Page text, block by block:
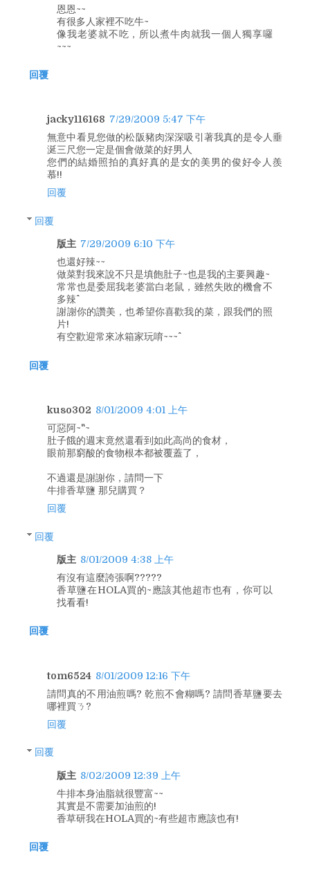
恩恩~~
有很多人家裡不吃牛~
像我老婆就不吃，所以煮牛肉就我一個人獨享囉
~~~
回覆
jacky116168 7/29/2009 5:47 下午
無意中看見您做的松阪豬肉深深吸引著我真的是令人垂
涎三尺您一定是個會做菜的好男人
您們的結婚照拍的真好真的是女的美男的俊好令人羨
慕!!
回覆
回覆
版主 7/29/2009 6:10 下午
也還好辣~~
做菜對我來說不只是填飽肚子~也是我的主要興趣~
常常也是委屈我老婆當白老鼠，雖然失敗的機會不
多辣^^
謝謝你的讚美，也希望你喜歡我的菜，跟我們的照
片!
有空歡迎常來冰箱家玩唷~~~^^
回覆
kuso302 8/01/2009 4:01 上午
可惡阿~"~
肚子餓的週末竟然還看到如此高尚的食材，
眼前那窮酸的食物根本都被覆蓋了，
不過還是謝謝你，請問一下
牛排香草鹽 那兒購買？
回覆
回覆
版主 8/01/2009 4:38 上午
有沒有這麼誇張啊?????
香草鹽在HOLA買的~應該其他超市也有，你可以
找看看!
回覆
tom6524 8/01/2009 12:16 下午
請問真的不用油煎嗎? 乾煎不會糊嗎? 請問香草鹽要去
哪裡買ㄋ?
回覆
回覆
版主 8/02/2009 12:39 上午
牛排本身油脂就很豐富~~
其實是不需要加油煎的!
香草研我在HOLA買的~有些超市應該也有!
回覆